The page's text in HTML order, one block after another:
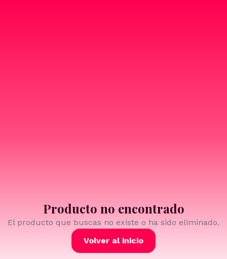
Producto no encontrado
El producto que buscas no existe o ha sido eliminado.
Volver al inicio